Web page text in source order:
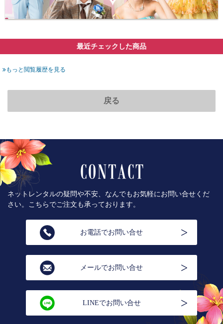
最近チェックした商品
もっと閲覧履歴を見る
戻る
ネットレンタルの疑問や不安、なんでもお気軽にお問い合せくだ
さい。こちらでご注文も承っております。
お電話でお問い合せ
メールでお問い合せ
LINEでお問い合せ